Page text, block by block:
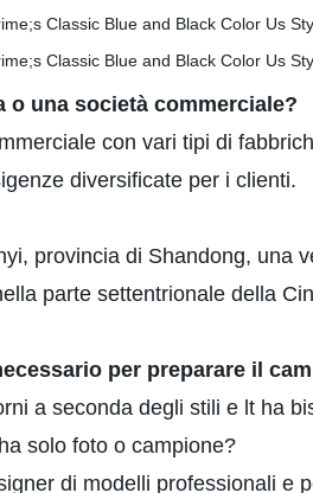
o una società commerciale?
con vari tipi di
diversificate per i clienti.
provincia di Shandong, una
parte settentrionale della
per preparare il
a seconda degli stili e lt ha
solo foto o campione?
di modelli professionali e